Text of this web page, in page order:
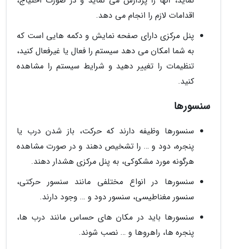
اقدامات لازم را انجام می دهد.
پنل مرکزی دارای صفحه نمایش و دکمه هایی است که
به شما امکان می دهد سیستم را فعال یا غیرفعال کنید،
تنظیمات را تغییر دهید و شرایط سیستم را مشاهده
کنید.
سنسورها
سنسورها وظیفه دارند که حرکت، باز شدن درب یا
پنجره، دود و … را تشخیص دهند و در صورت مشاهده
هرگونه مورد مشکوکی، به پنل مرکزی هشدار دهند.
سنسورها در انواع مختلفی مانند سنسور حرکتی،
سنسور مغناطیسی، سنسور دود و … وجود دارند.
سنسورها باید در مکان های حساس مانند درب ها،
پنجره ها، راهروها و … نصب شوند.